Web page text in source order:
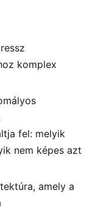
komplex
fel: melyik
nem képes azt
amely a